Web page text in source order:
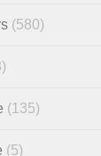
(580)
(135)
(5)